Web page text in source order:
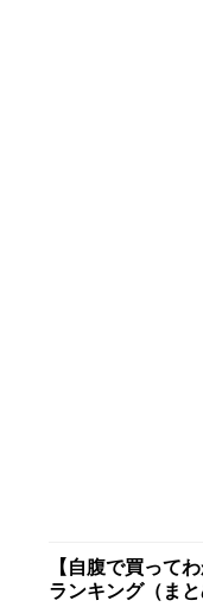
【自腹で買って
ランキング（まと